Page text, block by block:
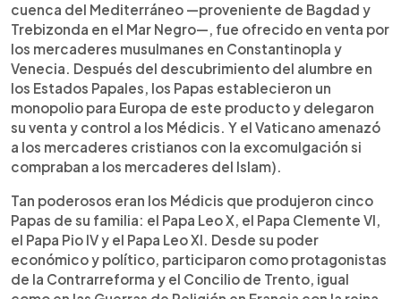
cuenca del Mediterráneo —proveniente de Bagdad y
Trebizonda en el Mar Negro—, fue ofrecido en venta por
los mercaderes musulmanes en Constantinopla y
Venecia. Después del descubrimiento del alumbre en
los Estados Papales, los Papas establecieron un
monopolio para Europa de este producto y delegaron
su venta y control a los Médicis. Y el Vaticano amenazó
a los mercaderes cristianos con la excomulgación si
compraban a los mercaderes del Islam).
Tan poderosos eran los Médicis que produjeron cinco
Papas de su familia: el Papa Leo X, el Papa Clemente VI,
el Papa Pio IV y el Papa Leo XI. Desde su poder
económico y político, participaron como protagonistas
de la Contrarreforma y el Concilio de Trento, igual